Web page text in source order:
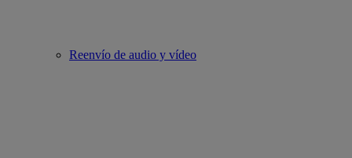
Reenvío de audio y vídeo